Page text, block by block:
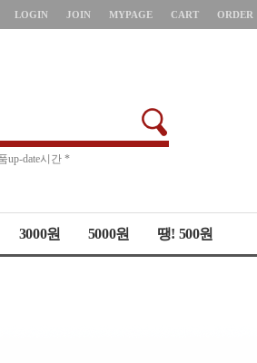
LOGIN JOIN MYPAGE CART ORDER
취소 제한 *
3000원 5000원 땡! 500원